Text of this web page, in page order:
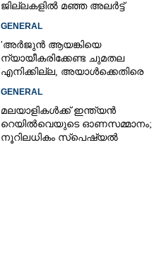
ജില്ലകളിൽ മഞ്ഞ അലർട്ട്
GENERAL
'അർജുൻ ആയങ്കിയെ
ന്യായീകരിക്കേണ്ട ചുമതല
എനിക്കില്ല, അയാൾക്കെതിരെ
GENERAL
മലയാളികൾക്ക് ഇന്ത്യൻ
റെയിൽവെയുടെ ഓണസമ്മാനം;
നൂറിലധികം സ്‌പെഷ്യൽ